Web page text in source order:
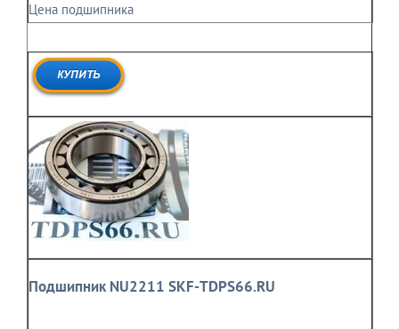
Цена подшипника
Подшипник NU2211 SKF-TDPS66.RU